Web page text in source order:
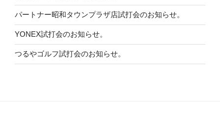
パートナー昭和タウンプラザ店試打会のお知らせ。
YONEX試打会のお知らせ。
つるやゴルフ試打会のお知らせ。